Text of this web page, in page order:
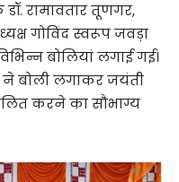
रामावतार तूणगर,
गोविंद स्वरूप जवड़ा
बोलियां लगाई गई।
ने बोली लगाकर जयंती
करने का सौभाग्य